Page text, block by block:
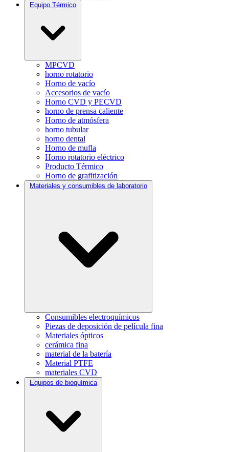
Equipo Térmico
MPCVD
horno rotatorio
Horno de vacío
Accesorios de vacío
Horno CVD y PECVD
horno de prensa caliente
Horno de atmósfera
horno tubular
horno dental
Horno de mufla
Horno rotatorio eléctrico
Producto Térmico
Horno de grafitización
Materiales y consumibles de laboratorio
Consumibles electroquímicos
Piezas de deposición de película fina
Materiales ópticos
cerámica fina
material de la batería
Material PTFE
materiales CVD
Equipos de bioquímica